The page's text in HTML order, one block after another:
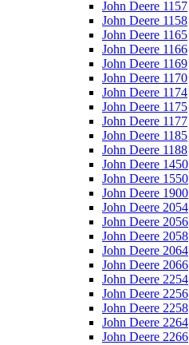
John Deere 1157
John Deere 1158
John Deere 1165
John Deere 1166
John Deere 1169
John Deere 1170
John Deere 1174
John Deere 1175
John Deere 1177
John Deere 1185
John Deere 1188
John Deere 1450
John Deere 1550
John Deere 1900
John Deere 2054
John Deere 2056
John Deere 2058
John Deere 2064
John Deere 2066
John Deere 2254
John Deere 2256
John Deere 2258
John Deere 2264
John Deere 2266